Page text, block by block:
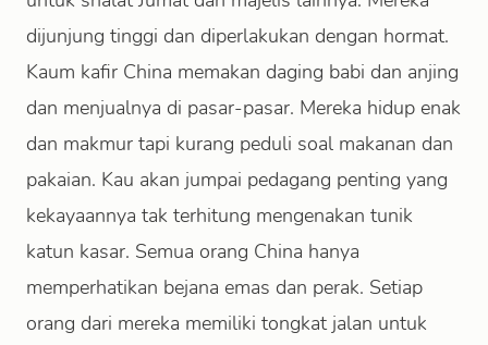
dijunjung tinggi dan diperlakukan dengan hormat.
Kaum kafir China memakan daging babi dan anjing
dan menjualnya di pasar-pasar. Mereka hidup enak
dan makmur tapi kurang peduli soal makanan dan
pakaian. Kau akan jumpai pedagang penting yang
kekayaannya tak terhitung mengenakan tunik
katun kasar. Semua orang China hanya
memperhatikan bejana emas dan perak. Setiap
orang dari mereka memiliki tongkat jalan untuk